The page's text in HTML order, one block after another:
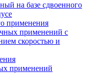
на базе сдвоенного
применения
применений с
скоростью и
применений